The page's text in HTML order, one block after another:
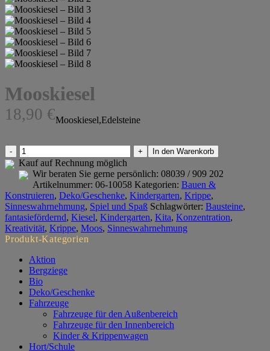
Mooskiesel
18,90 €Mooskiesel,Edelsteine
Mooskiesel
Menge
In den Warenkorb
Kauf auf Rechnung möglich
Wir beraten Sie gerne persönlich: 08039 / 909 202
Artikelnummer: 06-10058 Kategorien: Bauen &
Konstruieren, Deko/Geschenke, Kindergarten, Krippe,
Sinneswahrnehmung, Spiel und Spaß Schlagwörter: Bausteine,
fantasiefördernd, Kiesel, Kindergarten, Kita, Konzentration,
Kreativität, Krippe, Moos, Sinneswahrnehmung
Produkt-Kategorien
Aktion
Bergziege
Bio
Deko/Geschenke
Fahrzeuge
Fahrzeuge für den Außenbereich
Fahrzeuge für den Innenbereich
Kinder & Krippenwagen
Hort/Schule